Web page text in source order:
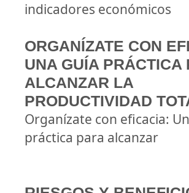
indicadores económicos
ORGANÍZATE CON
UNA GUÍA PRÁCTICA
ALCANZAR LA
PRODUCTIVIDAD
Organízate con eficacia:
práctica para alcanzar